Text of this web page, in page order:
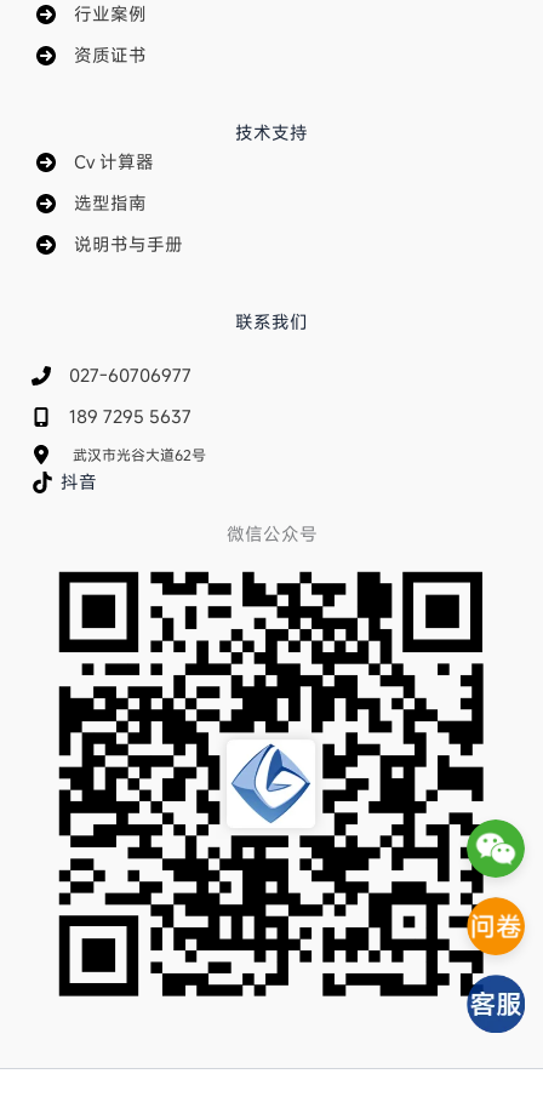
行业案例
资质证书
技术支持
Cv 计算器
选型指南
说明书与手册
联系我们
027-60706977
189 7295 5637
武汉市光谷大道62号
抖音
微信公众号